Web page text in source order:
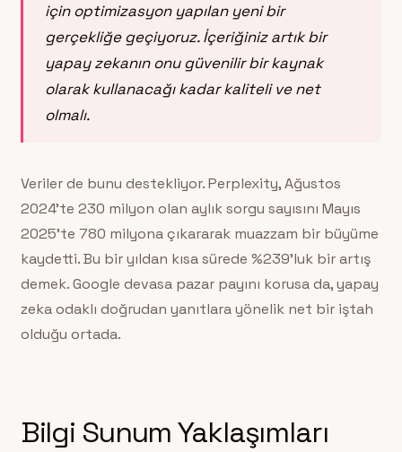
için optimizasyon yapılan yeni bir
gerçekliğe geçiyoruz. İçeriğiniz artık bir
yapay zekanın onu güvenilir bir kaynak
olarak kullanacağı kadar kaliteli ve net
olmalı.
Veriler de bunu destekliyor. Perplexity, Ağustos
2024’te 230 milyon olan aylık sorgu sayısını Mayıs
2025’te 780 milyona çıkararak muazzam bir büyüme
kaydetti. Bu bir yıldan kısa sürede %239’luk bir artış
demek. Google devasa pazar payını korusa da, yapay
zeka odaklı doğrudan yanıtlara yönelik net bir iştah
olduğu ortada.
Bilgi Sunum Yaklaşımları